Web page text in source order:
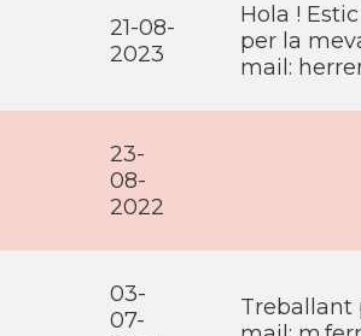
21-08-
2023
Hola !
per la
mail:
23-
08-
2022
03-
07-
Treballant